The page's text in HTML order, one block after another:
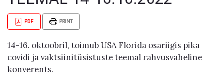
PDF PRINT
14-16. oktoobril, toimub USA Florida osariigis pika
covidi ja vaktsiinitüsistuste teemal rahvusvaheline
konverents.